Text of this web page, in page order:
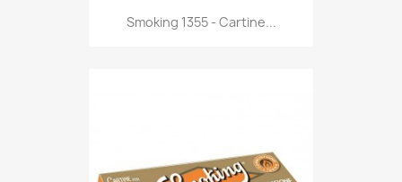
Anteprima
Smoking 1355 - Cartine...